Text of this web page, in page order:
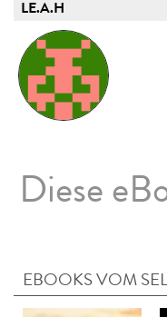
LE.A.H
Diese
EBOOKS VOM